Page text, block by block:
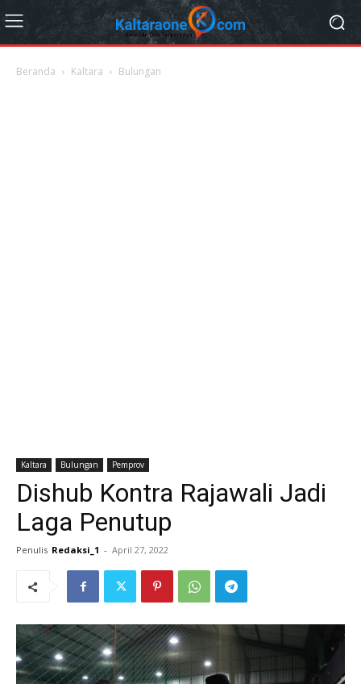
Beranda Kaltara Bulungan
Kaltara Bulungan Pemprov
Dishub Kontra Rajawali Jadi
Laga Penutup
Penulis Redaksi_1 - April 27, 2022